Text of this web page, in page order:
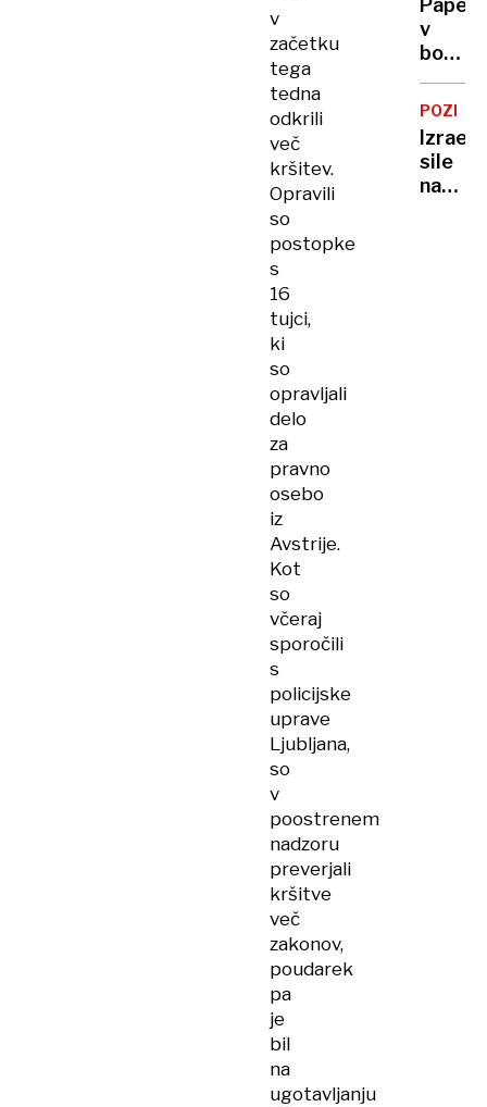
v
začetku
tega
tedna
odkrili
več
kršitev.
Opravili
so
postopke
s
16
tujci,
ki
so
opravljali
delo
za
pravno
osebo
iz
Avstrije.
Kot
so
včeraj
sporočili
s
policijske
uprave
Ljubljana,
so
v
poostrenem
nadzoru
preverjali
kršitve
več
zakonov,
poudarek
pa
je
bil
na
ugotavljanju
jutri
Papež
v
pozval
h
POZIV
sile